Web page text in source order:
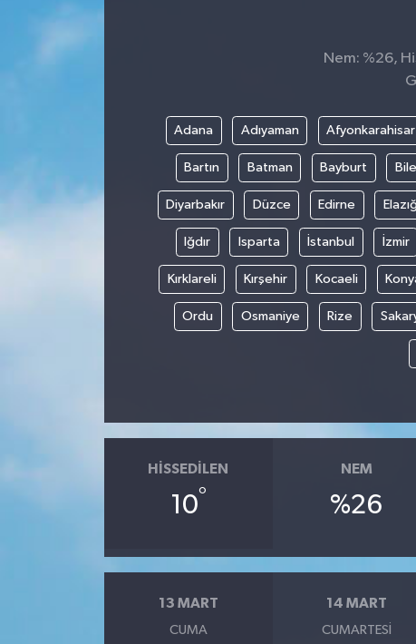
Nem: %26,
Adana Adıyaman Afyonkarahisar
Bartın Batman Bayburt
Diyarbakır Düzce Edirne
Iğdır Isparta İstanbul İzmir
Kırklareli Kırşehir Kocaeli
Ordu Osmaniye Rize
HISSEDILEN
10°
NEM
%26
13 MART
CUMA
14 MART
CUMARTESI